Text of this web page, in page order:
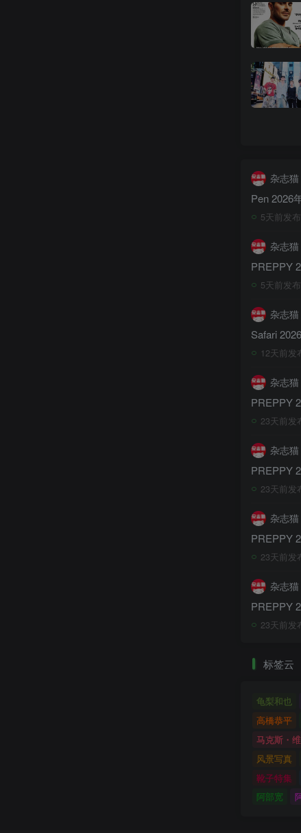
杂志猫
Pen 2026
5天前发布
杂志猫
PREPPY
5天前发布
杂志猫
Safari
12天前发
杂志猫
PREPPY
23天前发
杂志猫
PREPPY
23天前发
杂志猫
PREPPY
23天前发
杂志猫
PREPPY
23天前发
标签云
龟梨和也
高橋恭平
马克斯・
风景写真
靴子特集
阿部宽